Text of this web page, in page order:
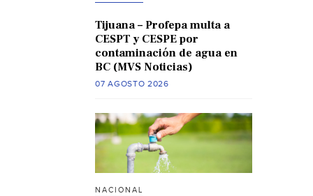
Tijuana – Profepa multa a
CESPT y CESPE por
contaminación de agua en
BC (MVS Noticias)
07 AGOSTO 2026
NACIONAL